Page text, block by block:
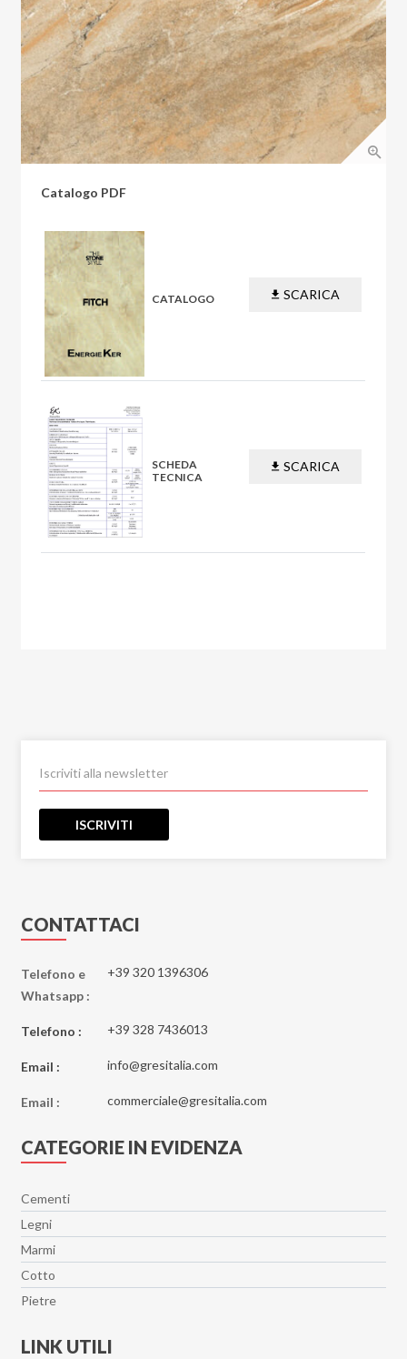
Catalogo PDF
CATALOGO SCARICA
SCHEDA
TECNICA
SCARICA
ISCRIVITI
CONTATTACI
Telefono e
Whatsapp :
+39 320 1396306
Telefono : +39 328 7436013
Email : info@gresitalia.com
Email : commerciale@gresitalia.com
CATEGORIE IN EVIDENZA
Cementi
Legni
Marmi
Cotto
Pietre
LINK UTILI